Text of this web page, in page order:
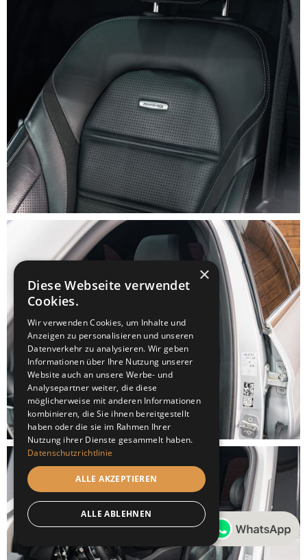
×
Diese Webseite verwendet
Cookies.
Wir verwenden Cookies, um Inhalte und
Anzeigen zu personalisieren und unseren
Datenverkehr zu analysieren. Wir geben
Informationen über Ihre Nutzung unserer
Website auch an unsere Werbe- und
Analysepartner weiter, die diese
möglicherweise mit anderen Informationen
kombinieren, die Sie ihnen bereitgestellt
haben oder die sie im Rahmen Ihrer
Nutzung ihrer Dienste gesammelt haben.
Datenschutzrichtlinie
ALLE AKZEPTIEREN
ALLE ABLEHNEN